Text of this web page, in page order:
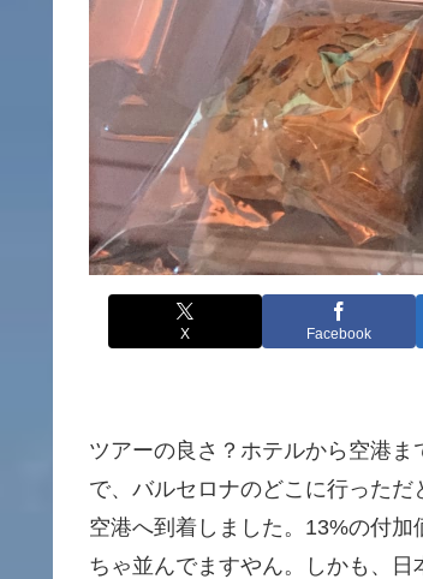
X Facebook
ツアーの良さ？ホテルから空港
で、バルセロナのどこに行った
空港へ到着しました。13%の付
ちゃ並んでますやん。しかも、